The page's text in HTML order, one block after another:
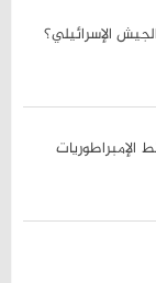
الإسرائيلي؟
الإمبراطوريات